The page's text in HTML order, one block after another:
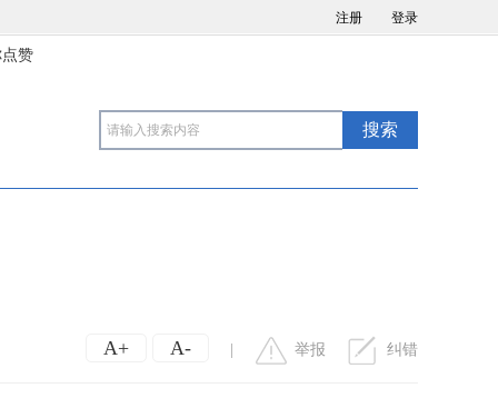
注册 登录
赞
A+ A- 举报 纠错